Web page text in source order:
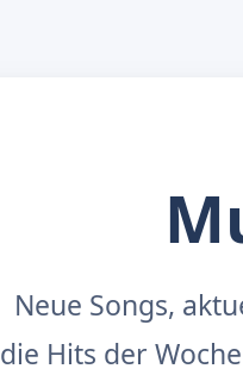
Neue Songs,
die Hits der